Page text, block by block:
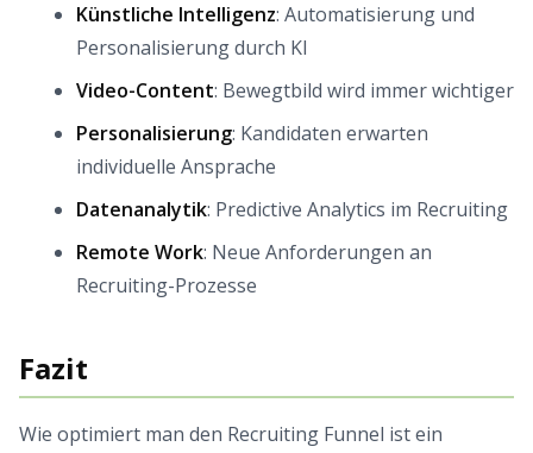
Künstliche Intelligenz: Automatisierung und
Personalisierung durch KI
Video-Content: Bewegtbild wird immer wichtiger
Personalisierung: Kandidaten erwarten
individuelle Ansprache
Datenanalytik: Predictive Analytics im Recruiting
Remote Work: Neue Anforderungen an
Recruiting-Prozesse
Fazit
Wie optimiert man den Recruiting Funnel ist ein